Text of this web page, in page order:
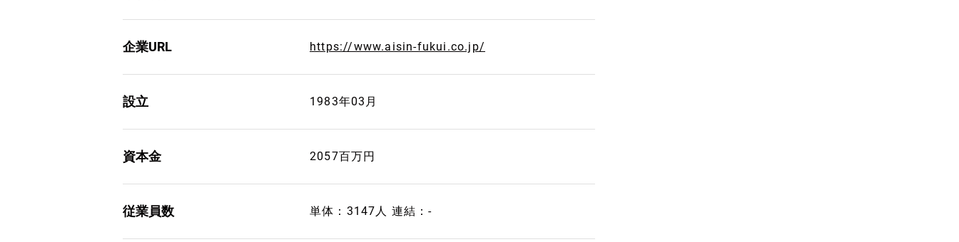
企業URL https://www.aisin-fukui.co.jp/
設立 1983年03月
資本金 2057百万円
従業員数 単体：3147人 連結：-